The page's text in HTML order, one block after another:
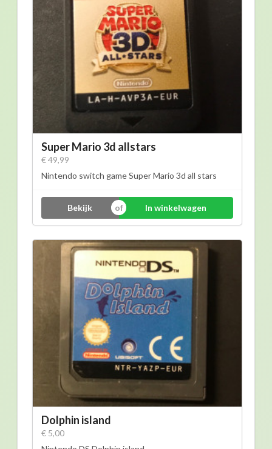
Super Mario 3d allstars
€ 49,99
Nintendo switch game Super Mario 3d all stars
Bekijk In winkelwagen
Dolphin island
€ 5,00